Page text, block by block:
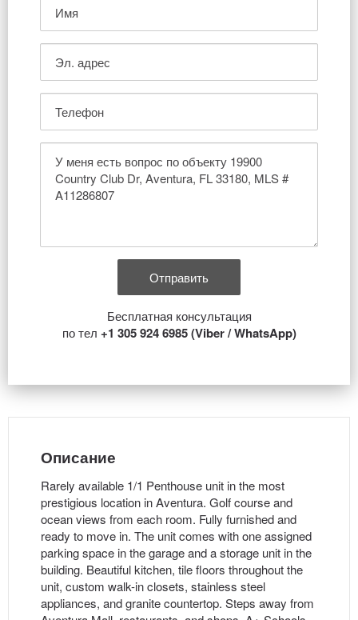
Бесплатная консультация
по тел +1 305 924 6985 (Viber / WhatsApp)
Описание
Rarely available 1/1 Penthouse unit in the most
prestigious location in Aventura. Golf course and
ocean views from each room. Fully furnished and
ready to move in. The unit comes with one assigned
parking space in the garage and a storage unit in the
building. Beautiful kitchen, tile floors throughout the
unit, custom walk-in closets, stainless steel
appliances, and granite countertop. Steps away from